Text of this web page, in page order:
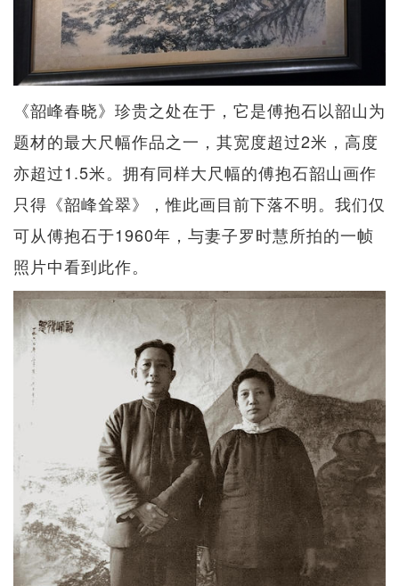
《韶峰春晓》珍贵之处在于，它是傅抱石以韶山为
题材的最大尺幅作品之一，其宽度超过2米，高度
亦超过1.5米。拥有同样大尺幅的傅抱石韶山画作
只得《韶峰耸翠》，惟此画目前下落不明。我们仅
可从傅抱石于1960年，与妻子罗时慧所拍的一帧
照片中看到此作。